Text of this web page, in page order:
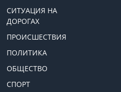
СИТУАЦИЯ НА
ДОРОГАХ
ПРОИСШЕСТВИЯ
ПОЛИТИКА
ОБЩЕСТВО
СПОРТ